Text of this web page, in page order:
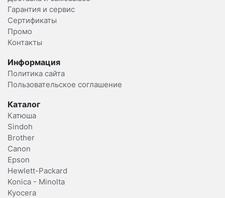
Гарантия и сервис
Сертификаты
Промо
Контакты
Информация
Политика сайта
Пользовательское соглашение
Каталог
Катюша
Sindoh
Brother
Canon
Epson
Hewlett-Packard
Konica - Minolta
Kyocera